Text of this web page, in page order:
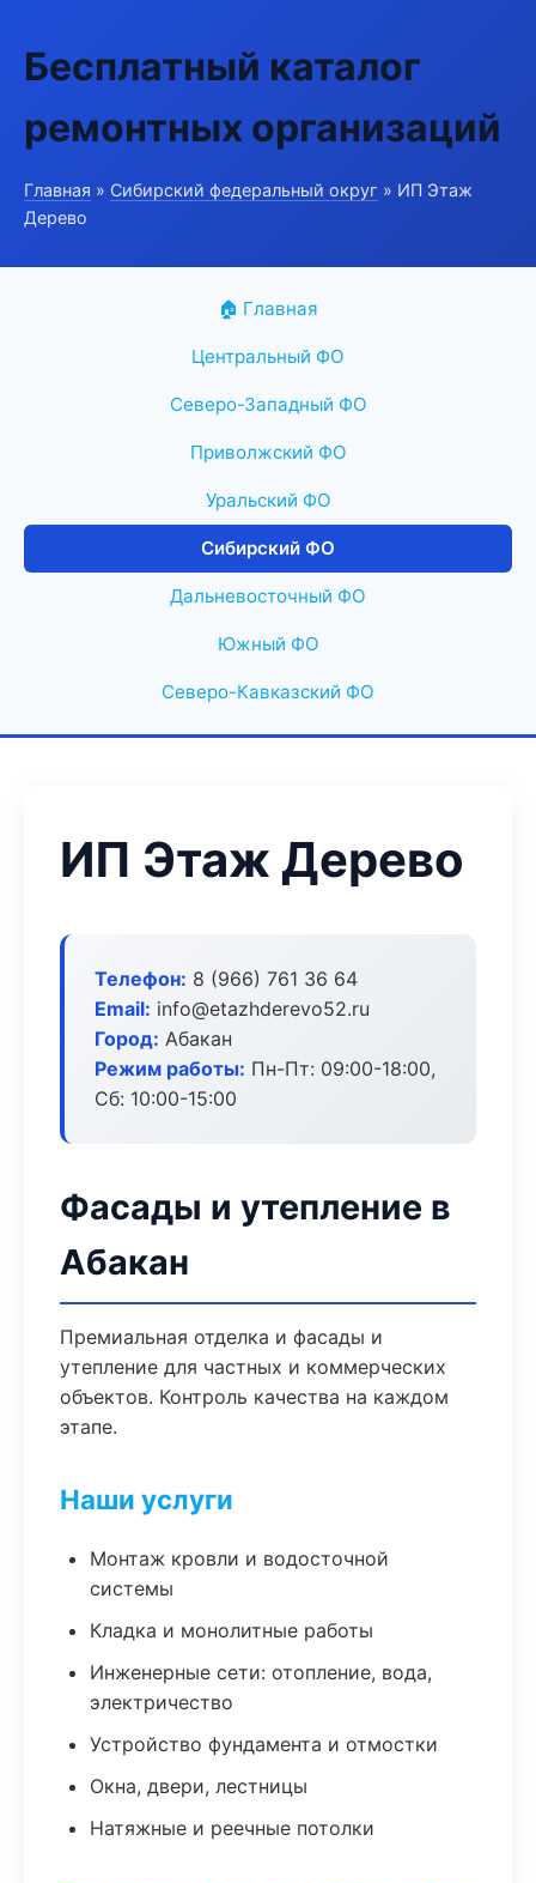
Бесплатный каталог
ремонтных организаций
Главная » Сибирский федеральный округ » ИП Этаж
Дерево
🏠 Главная
Центральный ФО
Северо-Западный ФО
Приволжский ФО
Уральский ФО
Сибирский ФО
Дальневосточный ФО
Южный ФО
Северо-Кавказский ФО
ИП Этаж Дерево
Телефон: 8 (966) 761 36 64
Email: info@etazhderevo52.ru
Город: Абакан
Режим работы: Пн-Пт: 09:00-18:00,
Сб: 10:00-15:00
Фасады и утепление в
Абакан
Премиальная отделка и фасады и
утепление для частных и коммерческих
объектов. Контроль качества на каждом
этапе.
Наши услуги
Монтаж кровли и водосточной
системы
Кладка и монолитные работы
Инженерные сети: отопление, вода,
электричество
Устройство фундамента и отмостки
Окна, двери, лестницы
Натяжные и реечные потолки